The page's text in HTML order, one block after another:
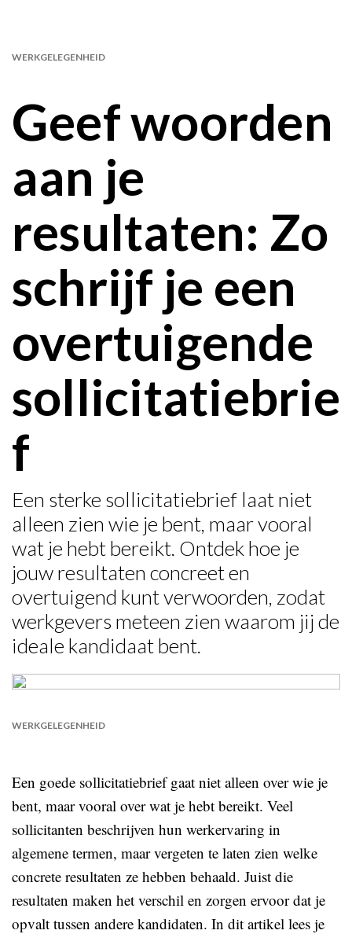
Geef woorden
aan je
resultaten: Zo
schrijf je een
overtuigende
sollicitatiebrie
f
WERKGELEGENHEID
Een sterke sollicitatiebrief laat niet
alleen zien wie je bent, maar vooral
wat je hebt bereikt. Ontdek hoe je
jouw resultaten concreet en
overtuigend kunt verwoorden, zodat
werkgevers meteen zien waarom jij de
ideale kandidaat bent.
WERKGELEGENHEID
Een goede sollicitatiebrief gaat niet alleen over wie je
bent, maar vooral over wat je hebt bereikt. Veel
sollicitanten beschrijven hun werkervaring in
algemene termen, maar vergeten te laten zien welke
concrete resultaten ze hebben behaald. Juist die
resultaten maken het verschil en zorgen ervoor dat je
opvalt tussen andere kandidaten. In dit artikel lees je